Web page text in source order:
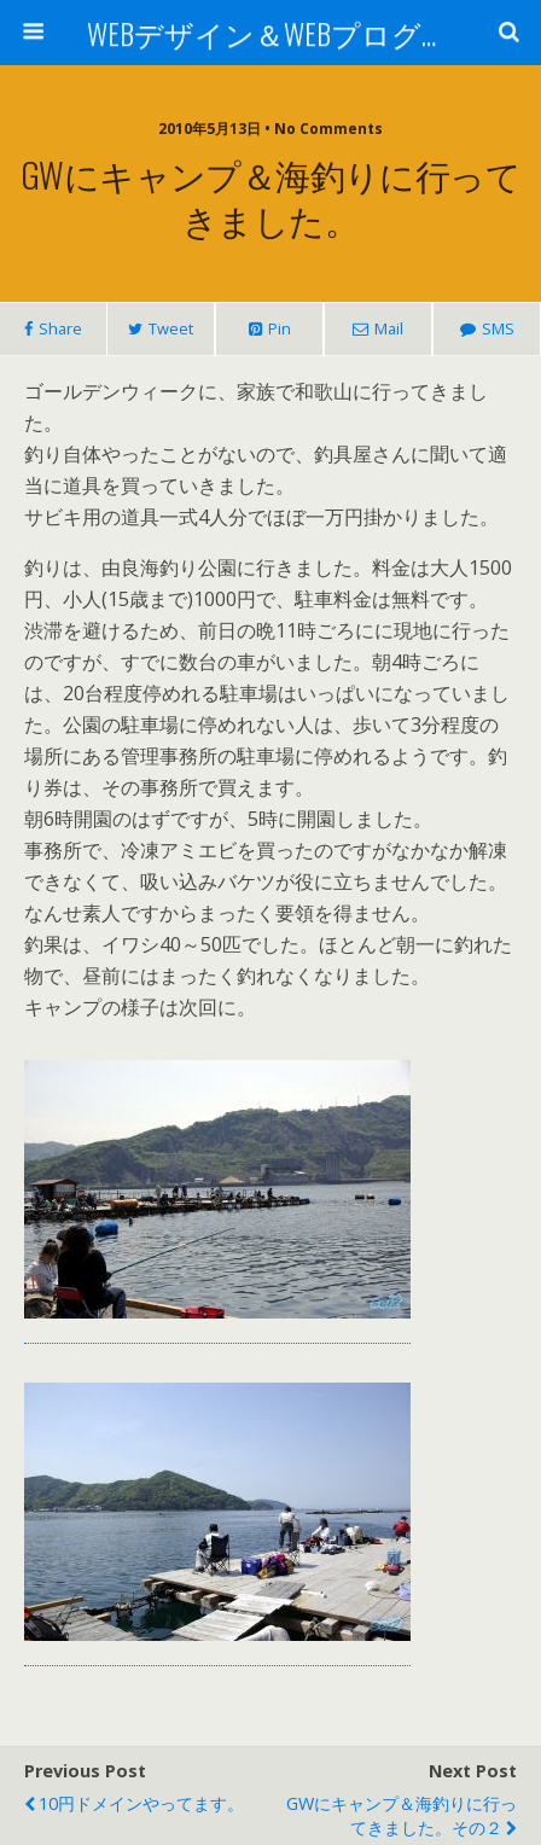
WEBデザイン＆WEBプログラミング -sei2の日記-
2010年5月13日 • No Comments
GWにキャンプ＆海釣りに行って
きました。
Share Tweet Pin Mail SMS
ゴールデンウィークに、家族で和歌山に行ってきまし
た。
釣り自体やったことがないので、釣具屋さんに聞いて適
当に道具を買っていきました。
サビキ用の道具一式4人分でほぼ一万円掛かりました。
釣りは、由良海釣り公園に行きました。料金は大人1500
円、小人(15歳まで)1000円で、駐車料金は無料です。
渋滞を避けるため、前日の晩11時ごろにに現地に行った
のですが、すでに数台の車がいました。朝4時ごろに
は、20台程度停めれる駐車場はいっぱいになっていまし
た。公園の駐車場に停めれない人は、歩いて3分程度の
場所にある管理事務所の駐車場に停めれるようです。釣
り券は、その事務所で買えます。
朝6時開園のはずですが、5時に開園しました。
事務所で、冷凍アミエビを買ったのですがなかなか解凍
できなくて、吸い込みバケツが役に立ちませんでした。
なんせ素人ですからまったく要領を得ません。
釣果は、イワシ40～50匹でした。ほとんど朝一に釣れた
物で、昼前にはまったく釣れなくなりました。
キャンプの様子は次回に。
Previous Post
10円ドメインやってます。
Next Post
GWにキャンプ＆海釣りに行っ
てきました。その２